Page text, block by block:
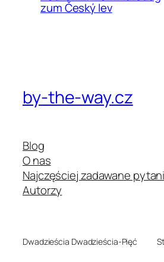
zum Český lev
by-the-way.cz
Blog
O nas
Najczęściej zadawane
Autorzy
Dwadzieścia Dwadzieścia-Pięć